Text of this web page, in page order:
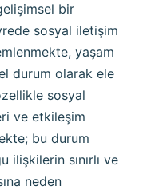
bir
sosyal iletişim
yaşam
durum olarak ele
sosyal
ve etkileşim
bu durum
ilişkilerin sınırlı ve
neden